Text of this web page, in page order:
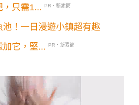
，只需1...
PR・新素簡
池！一日漫遊小鎮超有趣
加它，堅...
PR・新素簡